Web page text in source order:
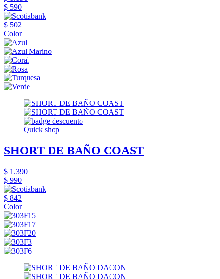
$ 590
$ 502
Color
Quick shop
SHORT DE BAÑO COAST
$ 1.390
$ 990
$ 842
Color